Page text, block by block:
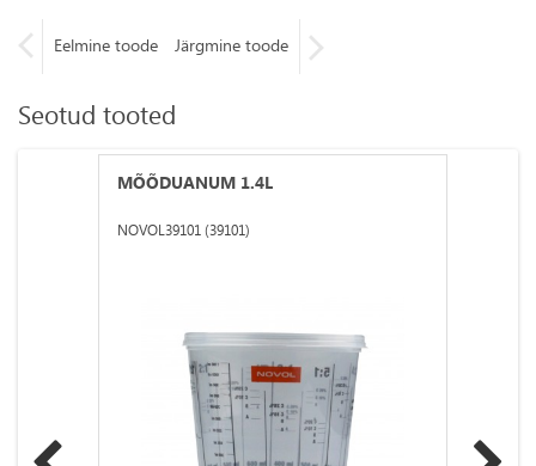
Eelmine toode Järgmine toode
Seotud tooted
MÕÕDUANUM 1.4L
NOVOL39101 (39101)